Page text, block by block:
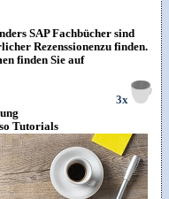
SAP Fachbücher sind
Rezenssionenzu finden.
finden Sie auf
3x
Tutorials